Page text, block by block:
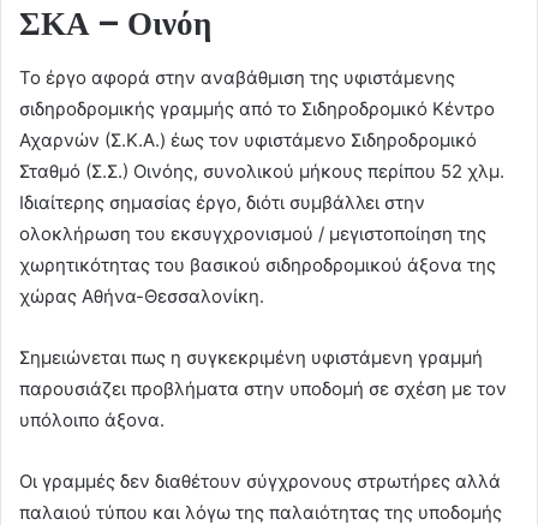
ΣΚΑ – Οινόη
Το έργο αφορά στην αναβάθμιση της υφιστάμενης
σιδηροδρομικής γραμμής από το Σιδηροδρομικό Κέντρο
Αχαρνών (Σ.Κ.Α.) έως τον υφιστάμενο Σιδηροδρομικό
Σταθμό (Σ.Σ.) Οινόης, συνολικού μήκους περίπου 52 χλμ.
Ιδιαίτερης σημασίας έργο, διότι συμβάλλει στην
ολοκλήρωση του εκσυγχρονισμού / μεγιστοποίηση της
χωρητικότητας του βασικού σιδηροδρομικού άξονα της
χώρας Αθήνα-Θεσσαλονίκη.
Σημειώνεται πως η συγκεκριμένη υφιστάμενη γραμμή
παρουσιάζει προβλήματα στην υποδομή σε σχέση με τον
υπόλοιπο άξονα.
Οι γραμμές δεν διαθέτουν σύγχρονους στρωτήρες αλλά
παλαιού τύπου και λόγω της παλαιότητας της υποδομής